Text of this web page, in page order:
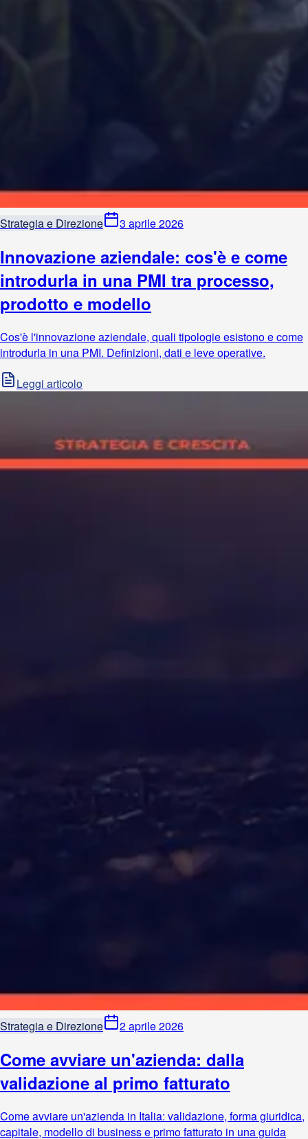
Strategia e Direzione 3 aprile 2026
Innovazione aziendale: cos'è e come
introdurla in una PMI tra processo,
prodotto e modello
Cos'è l'innovazione aziendale, quali tipologie esistono e come
introdurla in una PMI. Definizioni, dati e leve operative.
Leggi articolo
Strategia e Direzione 2 aprile 2026
Come avviare un'azienda: dalla
validazione al primo fatturato
Come avviare un'azienda in Italia: validazione, forma giuridica,
capitale, modello di business e primo fatturato in una guida